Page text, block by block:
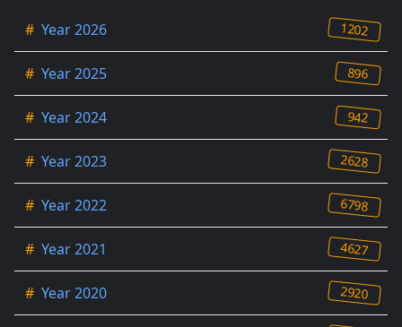
# Year 2026 1202
# Year 2025 896
# Year 2024 942
# Year 2023 2628
# Year 2022 6798
# Year 2021 4627
# Year 2020 2920